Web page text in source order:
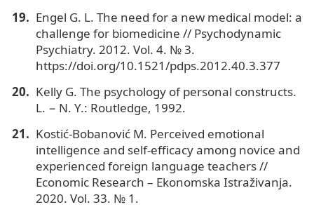
Engel G. L. The need for a new medical model: a
challenge for biomedicine // Psychodynamic
Psychiatry. 2012. Vol. 4. № 3.
https://doi.org/10.1521/pdps.2012.40.3.377
Kelly G. The psychology of personal constructs.
L. − N. Y.: Routledge, 1992.
Kostić-Bobanović M. Perceived emotional
intelligence and self-efficacy among novice and
experienced foreign language teachers //
Economic Research – Ekonomska Istraživanja.
2020. Vol. 33. № 1.